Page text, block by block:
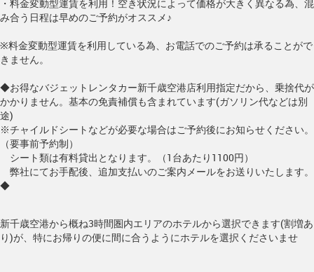
・料金変動型運賃を利用！空き状況によって価格が大きく異なる為、混
み合う日程は早めのご予約がオススメ♪
※料金変動型運賃を利用している為、お電話でのご予約は承ることがで
きません。
◆お得なバジェットレンタカー新千歳空港店利用指定だから、乗捨代が
かかりません。基本の免責補償も含まれています(ガソリン代などは別
途)
※チャイルドシートなどが必要な場合はご予約後にお知らせください。
（要事前予約制）
シート類は有料貸出となります。（1台あたり1100円）
弊社にてお手配後、追加支払いのご案内メールをお送りいたします。
◆
新千歳空港から概ね3時間圏内エリアのホテルから選択できます(割増あ
り)が、特にお帰りの便に間に合うようにホテルを選択くださいませ